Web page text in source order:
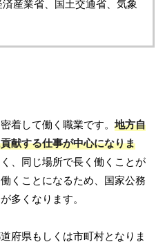
産業省、国土交通省、気象
着して働く職業です。地方自
献する仕事が中心になりま
、同じ場所で長く働くことが
くことになるため、国家公務
多くなります。
府県もしくは市町村となりま